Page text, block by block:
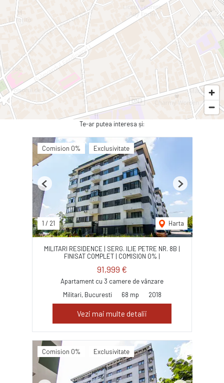
Te-ar putea interesa și:
Comision 0% Exclusivitate
1 / 21 Harta
Previous Next
MILITARI RESIDENCE | SERG. ILIE PETRE NR. 8B |
FINISAT COMPLET | COMISION 0% |
91,999 €
Apartament cu 3 camere de vânzare
Militari, Bucuresti
68 mp 2018
Vezi mai multe detalii
Comision 0% Exclusivitate